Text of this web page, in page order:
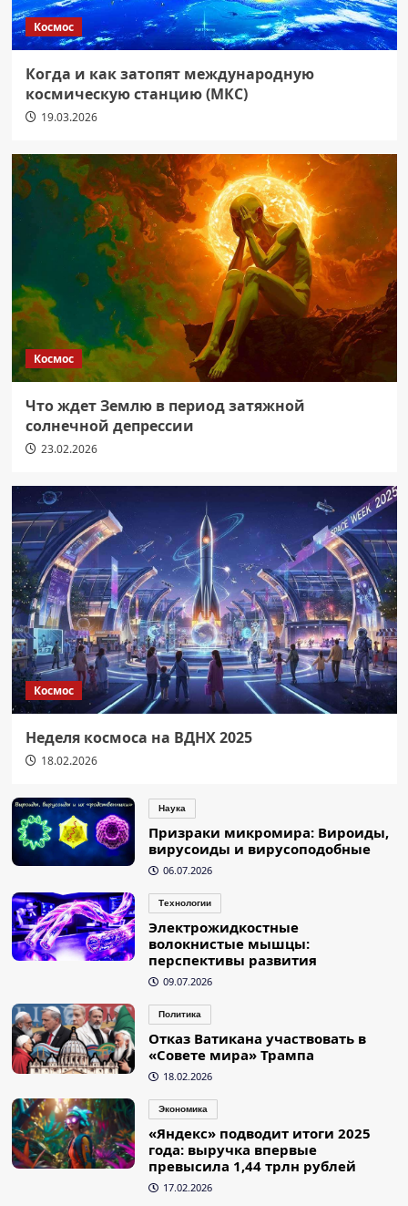
Космос
Когда и как затопят международную
космическую станцию (МКС)
19.03.2026
Космос
Что ждет Землю в период затяжной
солнечной депрессии
23.02.2026
Космос
Неделя космоса на ВДНХ 2025
18.02.2026
Наука
Призраки микромира: Вироиды,
вирусоиды и вирусоподобные
06.07.2026
Технологии
Электрожидкостные
волокнистые мышцы:
перспективы развития
09.07.2026
Политика
Отказ Ватикана участвовать в
«Совете мира» Трампа
18.02.2026
Экономика
«Яндекс» подводит итоги 2025
года: выручка впервые
превысила 1,44 трлн рублей
17.02.2026